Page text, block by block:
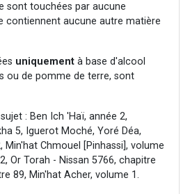
sont touchées par aucune
contiennent aucune autre matière
uniquement à base d'alcool
ou de pomme de terre, sont
: Ben Ich 'Haï, année 2,
5, Iguerot Moché, Yoré Déa,
Min'hat Chmouel [Pinhassi], volume
Or Torah - Nissan 5766, chapitre
89, Min'hat Acher, volume 1.